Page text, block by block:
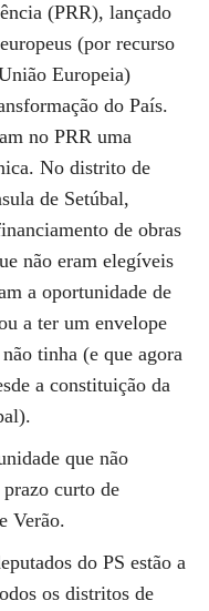
(PRR), lançado
(por recurso
Europeia)
do País.
no PRR uma
No distrito de
de Setúbal,
de obras
não eram elegíveis
a oportunidade de
a ter um envelope
tinha (e que agora
a constituição da
que não
curto de
Verão.
do PS estão a
os distritos de